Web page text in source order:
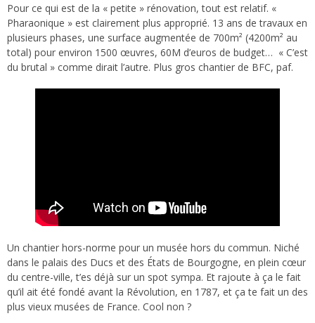
Pour ce qui est de la « petite » rénovation, tout est relatif. «
Pharaonique » est clairement plus approprié. 13 ans de travaux en
plusieurs phases, une surface augmentée de 700m² (4200m² au
total) pour environ 1500 œuvres, 60M d’euros de budget… « C’est
du brutal » comme dirait l’autre. Plus gros chantier de BFC, paf.
Un chantier hors-norme pour un musée hors du commun. Niché
dans le palais des Ducs et des États de Bourgogne, en plein cœur
du centre-ville, t’es déjà sur un spot sympa. Et rajoute à ça le fait
qu’il ait été fondé avant la Révolution, en 1787, et ça te fait un des
plus vieux musées de France. Cool non ?